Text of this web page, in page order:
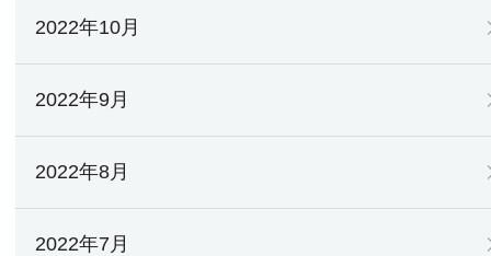
2022年10月
2022年9月
2022年8月
2022年7月